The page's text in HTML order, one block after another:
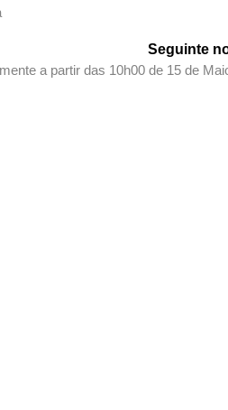
Seguinte
a partir das 10h00 de 15 de